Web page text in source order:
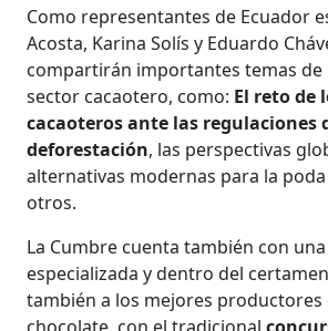
Como representantes de Ecuador
Acosta, Karina Solís y Eduardo
compartirán importantes temas de
sector cacaotero, como: El reto de
cacaoteros ante las regulaciones
deforestación, las perspectivas
alternativas modernas para la
otros.
La Cumbre cuenta también con
especializada y dentro del
también a los mejores productores